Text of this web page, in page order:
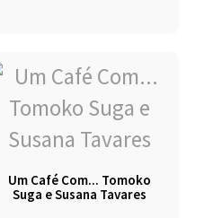
Um Café Com... Tomoko
Suga e Susana Tavares